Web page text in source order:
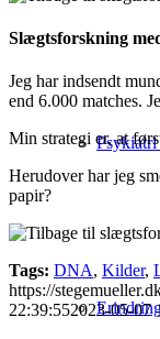
Slægtsforskning
Jeg har indsendt
end 6.000 matches.
Min strategi er, at
Herudover har jeg
papir?
Tags: DNA, Kilder,
https://
22:39:552023-05-07